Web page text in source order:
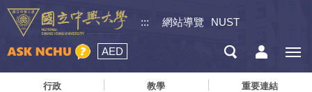
::: 網站導覽 NUST
AED
行政 教學 重要連結